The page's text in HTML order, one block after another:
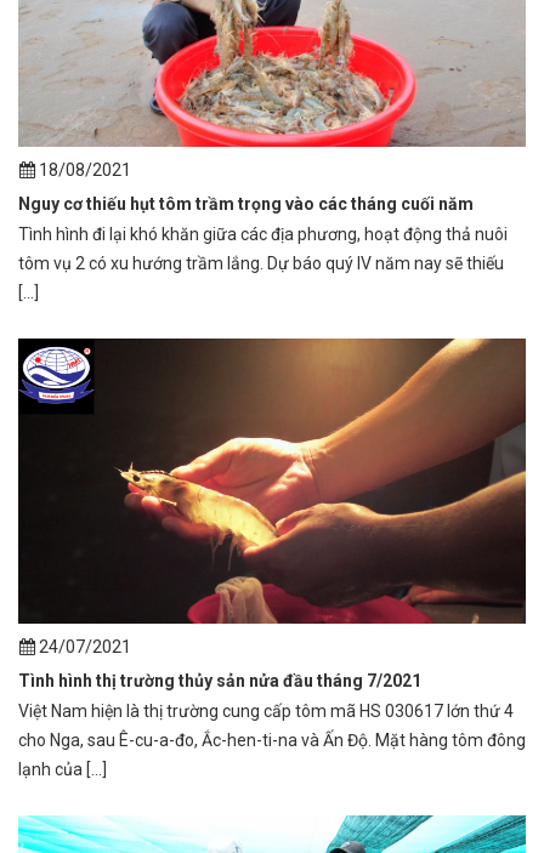
18/08/2021
Nguy cơ thiếu hụt tôm trầm trọng vào các tháng cuối năm
Tình hình đi lại khó khăn giữa các địa phương, hoạt động thả nuôi
tôm vụ 2 có xu hướng trầm lắng. Dự báo quý IV năm nay sẽ thiếu
[...]
24/07/2021
Tình hình thị trường thủy sản nửa đầu tháng 7/2021
Việt Nam hiện là thị trường cung cấp tôm mã HS 030617 lớn thứ 4
cho Nga, sau Ê-cu-a-đo, Ắc-hen-ti-na và Ấn Độ. Mặt hàng tôm đông
lạnh của [...]